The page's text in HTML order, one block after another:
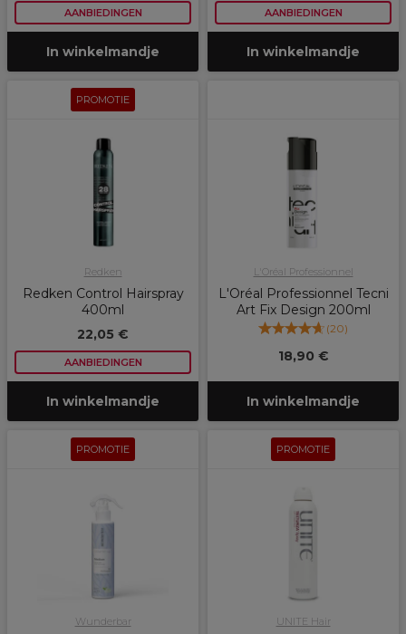
AANBIEDINGEN
In winkelmandje
AANBIEDINGEN
In winkelmandje
PROMOTIE
Redken
Redken Control Hairspray
400ml
22,05 €
AANBIEDINGEN
In winkelmandje
L'Oréal Professionnel
L'Oréal Professionnel Tecni
Art Fix Design 200ml
(20)
18,90 €
In winkelmandje
PROMOTIE
Wunderbar
PROMOTIE
UNITE Hair